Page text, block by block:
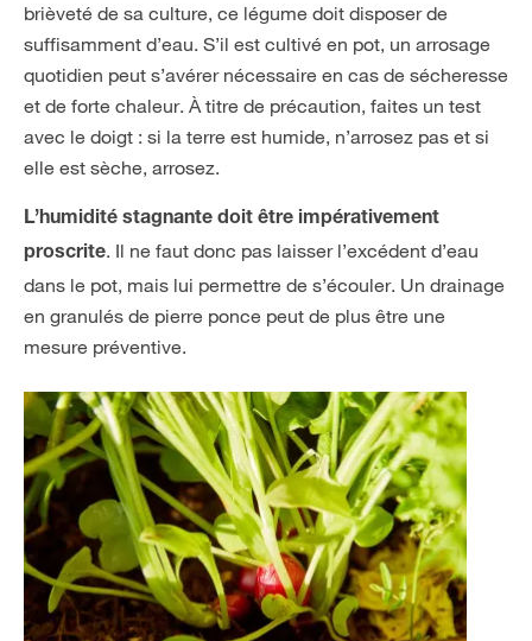
brièveté de sa culture, ce légume doit disposer de
suffisamment d’eau. S’il est cultivé en pot, un arrosage
quotidien peut s’avérer nécessaire en cas de sécheresse
et de forte chaleur. À titre de précaution, faites un test
avec le doigt : si la terre est humide, n’arrosez pas et si
elle est sèche, arrosez.
L’humidité stagnante doit être impérativement
proscrite. Il ne faut donc pas laisser l’excédent d’eau
dans le pot, mais lui permettre de s’écouler. Un drainage
en granulés de pierre ponce peut de plus être une
mesure préventive.